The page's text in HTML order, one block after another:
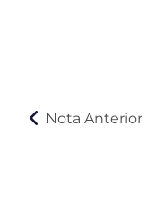
Nota Anterior